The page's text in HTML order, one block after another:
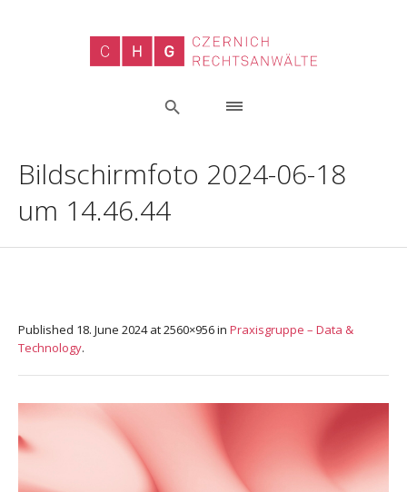
Bildschirmfoto 2024-06-18
um 14.46.44
Published 18. June 2024at 2560×956 in Praxisgruppe – Data &
Technology.